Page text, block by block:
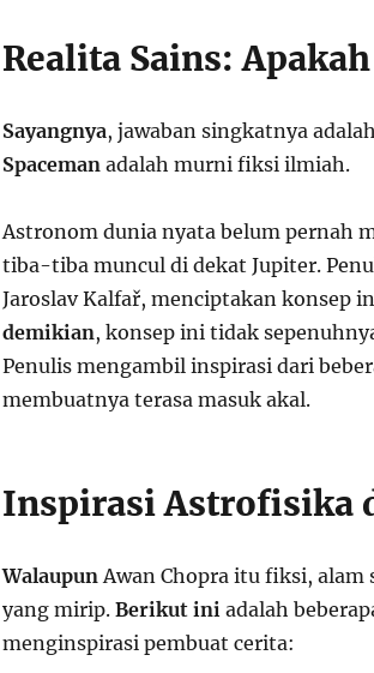
Realita Sains:
Sayangnya, jawaban singkatnya adalah
Spacemanadalah murni fiksi ilmiah.
Astronom dunia nyata belum pernah
tiba-tiba muncul di dekat Jupiter.
Jaroslav Kalfař, menciptakan konsep
demikian, konsep ini tidak
Penulis mengambil inspirasi dari
membuatnya terasa masuk akal.
Inspirasi Astrofisika
WalaupunAwan Chopra itu fiksi,
yang mirip. Berikut iniadalah
menginspirasi pembuat cerita: